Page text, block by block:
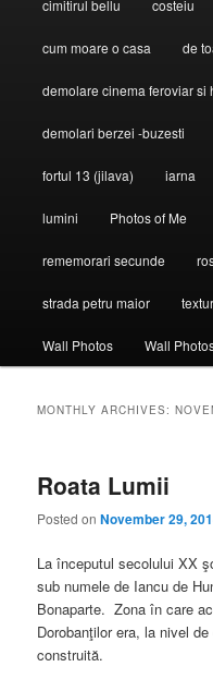
cimitirul bellu costeiu
cum moare o casa de
demolare cinema feroviar si
demolari berzei -buzesti
fortul 13 (jilava) iarna
lumini Photos of Me
rememorari secunde
strada petru maior
Wall Photos Wall
MONTHLY ARCHIVES:
Roata Lumii
Posted onNovember 29,
La începutul secolului XX
sub numele de Iancu de
Bonaparte. Zona în care
Dorobanţilor era, la nivel
construită.